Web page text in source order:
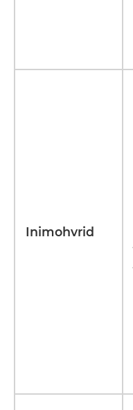
Inimohvrid